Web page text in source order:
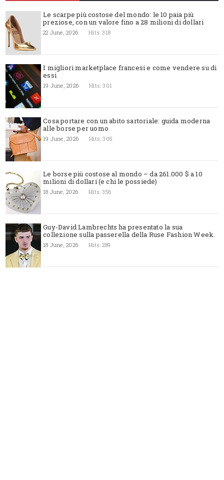
Le scarpe più costose del mondo: le 10 paia più
preziose, con un valore fino a 28 milioni di dollari
22 June, 2026 Hits: 318
I migliori marketplace francesi e come vendere su di
essi
19 June, 2026 Hits: 301
Cosa portare con un abito sartoriale: guida moderna
alle borse per uomo
19 June, 2026 Hits: 305
Le borse più costose al mondo – da 261.000 $ a 10
milioni di dollari (e chi le possiede)
18 June, 2026 Hits: 356
Guy-David Lambrechts ha presentato la sua
collezione sulla passerella della Ruse Fashion Week.
18 June, 2026 Hits: 289